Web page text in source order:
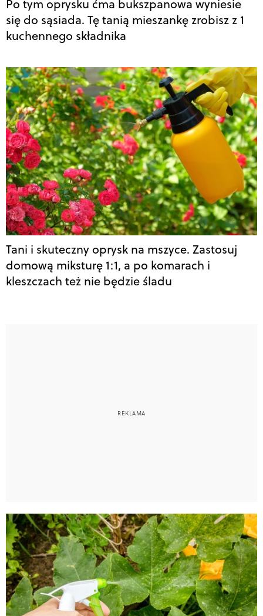
Po tym oprysku ćma bukszpanowa wyniesie
się do sąsiada. Tę tanią mieszankę zrobisz z 1
kuchennego składnika
Tani i skuteczny oprysk na mszyce. Zastosuj
domową miksturę 1:1, a po komarach i
kleszczach też nie będzie śladu